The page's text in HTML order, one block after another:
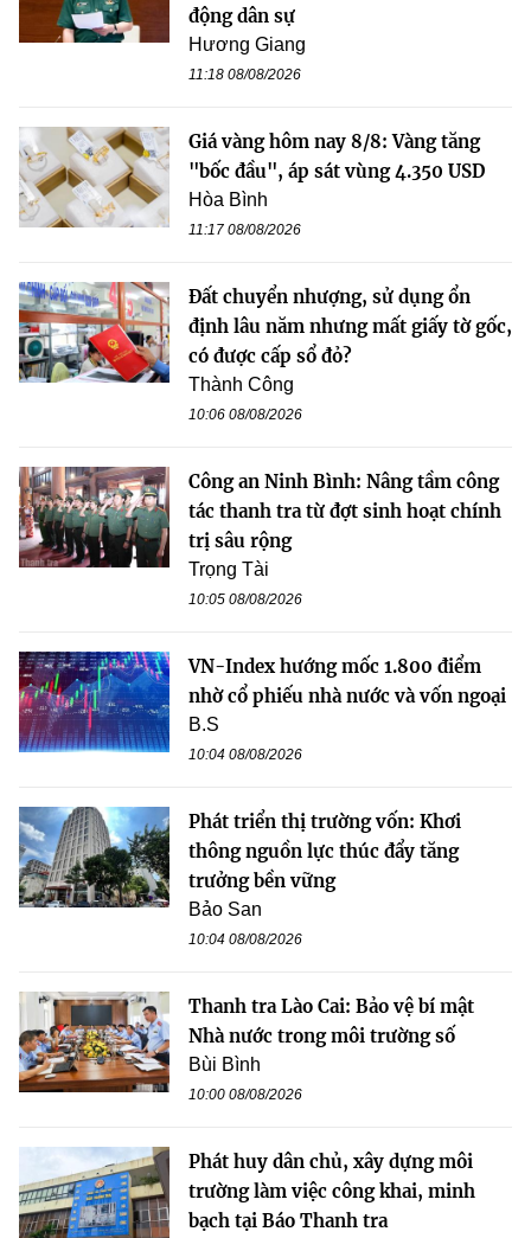
động dân sự
Hương Giang
11:18 08/08/2026
Giá vàng hôm nay 8/8: Vàng tăng
"bốc đầu", áp sát vùng 4.350 USD
Hòa Bình
11:17 08/08/2026
Đất chuyển nhượng, sử dụng ổn
định lâu năm nhưng mất giấy tờ gốc,
có được cấp sổ đỏ?
Thành Công
10:06 08/08/2026
Công an Ninh Bình: Nâng tầm công
tác thanh tra từ đợt sinh hoạt chính
trị sâu rộng
Trọng Tài
10:05 08/08/2026
VN-Index hướng mốc 1.800 điểm
nhờ cổ phiếu nhà nước và vốn ngoại
B.S
10:04 08/08/2026
Phát triển thị trường vốn: Khơi
thông nguồn lực thúc đẩy tăng
trưởng bền vững
Bảo San
10:04 08/08/2026
Thanh tra Lào Cai: Bảo vệ bí mật
Nhà nước trong môi trường số
Bùi Bình
10:00 08/08/2026
Phát huy dân chủ, xây dựng môi
trường làm việc công khai, minh
bạch tại Báo Thanh tra